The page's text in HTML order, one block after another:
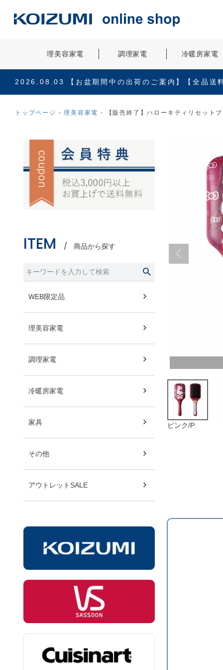
理美容家電 調理家電 冷暖房家電
2026.08.03 【お盆期間中の出荷のご案内】【全品送
トップページ 理美容家電 【販売終了】ハローキティリセット
ITEM 商品から探す
WEB限定品
理美容家電
調理家電
冷暖房家電
家具
その他
アウトレットSALE
ピンク/P